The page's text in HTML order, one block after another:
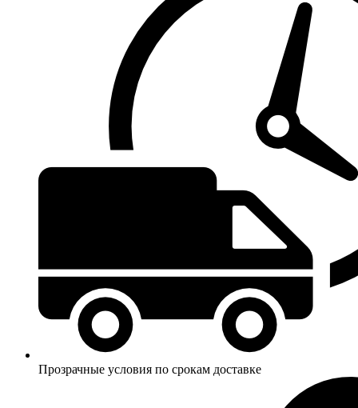
Прозрачные условия по срокам доставке